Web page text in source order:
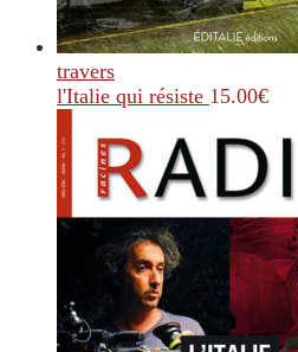
travers
l'Italie qui résiste 15.00€